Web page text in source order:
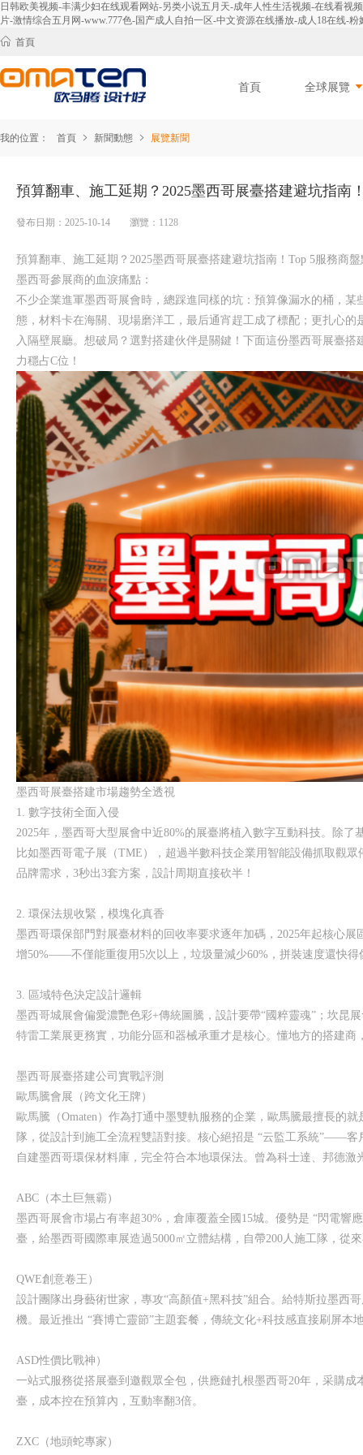
日韩欧美视频-丰满少妇在线观看网站-另类小说五月天-成年人性生活视频-在线看视
片-激情综合五月网-www.777色-国产成人自拍一区-中文资源在线播放-成人18在线-粉
首頁
首頁 全球展覽
我的位置： 首頁 新聞動態 展覽新聞
預算翻車、施工延期？2025墨西哥展臺搭建避坑指南
發布日期：2025-10-14 瀏覽：1128
預算翻車、施工延期？2025墨西哥展臺搭建避坑指南！Top 5服務商
墨西哥參展商的血淚痛點：
不少企業進軍墨西哥展會時，總踩進同樣的坑：預算像漏水的桶，
態，材料卡在海關、現場磨洋工，最后通宵趕工成了標配；更扎心
入隔壁展廳。想破局？選對搭建伙伴是關鍵！下面這份墨西哥展臺
力穩占C位！
墨西哥展臺搭建市場趨勢全透視
1. 數字技術全面入侵
2025年，墨西哥大型展會中近80%的展臺將植入數字互動科技。除
比如墨西哥電子展（TME），超過半數科技企業用智能設備抓取觀
品牌需求，3秒出3套方案，設計周期直接砍半！
2. 環保法規收緊，模塊化真香
墨西哥環保部門對展臺材料的回收率要求逐年加碼，2025年起核心
增50%——不僅能重復用5次以上，垃圾量減少60%，拼裝速度還快得
3. 區域特色決定設計邏輯
墨西哥城展會偏愛濃艷色彩+傳統圖騰，設計要帶“國粹靈魂”；坎昆
特雷工業展更務實，功能分區和器械承重才是核心。懂地方的搭建商
墨西哥展臺搭建公司實戰評測
歐馬騰會展（跨文化王牌）
歐馬騰（Omaten）作為打通中墨雙軌服務的企業，歐馬騰最擅長的
隊，從設計到施工全流程雙語對接。核心絕招是 “云監工系統”——
自建墨西哥環保材料庫，完全符合本地環保法。曾為科士達、邦德
ABC（本土巨無霸）
墨西哥展會市場占有率超30%，倉庫覆蓋全國15城。優勢是 “閃電響
臺，給墨西哥國際車展造過5000㎡立體結構，自帶200人施工隊，從
QWE創意卷王）
設計團隊出身藝術世家，專攻“高顏值+黑科技”組合。給特斯拉墨西
機。最近推出 “賽博亡靈節”主題套餐，傳統文化+科技感直接刷屏本
ASD性價比戰神）
一站式服務從搭展臺到邀觀眾全包，供應鏈扎根墨西哥20年，采購
臺，成本控在預算內，互動率翻3倍。
ZXC（地頭蛇專家）